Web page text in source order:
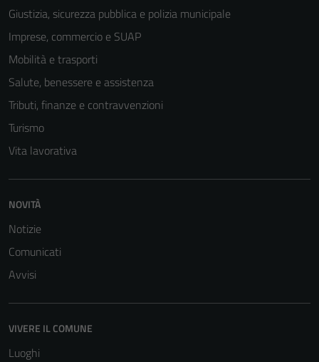
Giustizia, sicurezza pubblica e polizia municipale
Imprese, commercio e SUAP
Mobilità e trasporti
Salute, benessere e assistenza
Tributi, finanze e contravvenzioni
Turismo
Vita lavorativa
NOVITÀ
Notizie
Comunicati
Avvisi
VIVERE IL COMUNE
Luoghi
del sito e non